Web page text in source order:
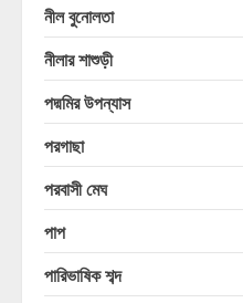
নীল বুনোলতা
নীলার শাশুড়ী
পদ্মমির উপন্যাস
পরগাছা
পরবাসী মেঘ
পাপ
পারিভাষিক শব্দ